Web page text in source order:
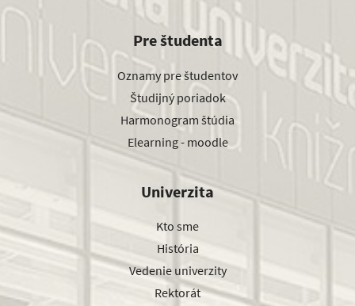
Pre študenta
Oznamy pre študentov
Študijný poriadok
Harmonogram štúdia
Elearning - moodle
Univerzita
Kto sme
História
Vedenie univerzity
Rektorát